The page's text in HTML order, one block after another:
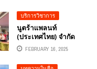
บริการวิชาการ
นูตร้าแพลนท์
(ประเทศไทย) จำกัด
จัดอบรมเจ้าของธุรกิจ
ร้านเกษตรเคมีภัณฑ์
ทั่วประเทศ เรื่อง การ
FEBRUARY 16, 2025
E-
เพื่อ
หว่าง
ทศ